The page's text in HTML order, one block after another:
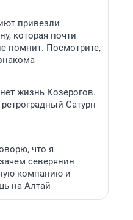
привезли
которая почти
помнит. Посмотрите,
жизнь Козерогов.
Сатурн
что я
северянин
компанию и
на Алтай